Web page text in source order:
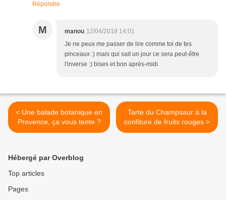
Répondre
M manou 12/04/2018 14:01
Je ne peux me passer de lire comme toi de tes
pinceaux :) mais qui sait un jour ce sera peut-être
l'inverse :) bises et bon après-midi
< Une balade botanique en
Provence, ça vous tente ?
Tarte du Champsaur à la
confiture de fruits rouges >
Hébergé par Overblog
Top articles
Pages